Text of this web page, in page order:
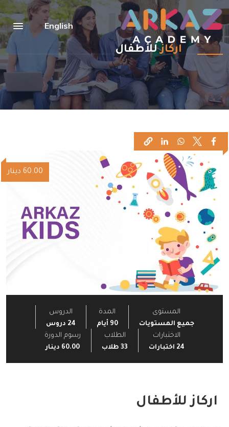
Skip to main content
English
اركازللأطفال
60.00 دينار
Opens in a new window
Opens in a new window
Opens in a new window
Opens in a new window
المستوى
جميع المستويات
المدة
90 أيام
الدروس
24 دروس
الاختبارات
24 اختبارات
الطلاب
33 طلاب
رسوم الدورة
60.00 دينار
اركاز للأطفال